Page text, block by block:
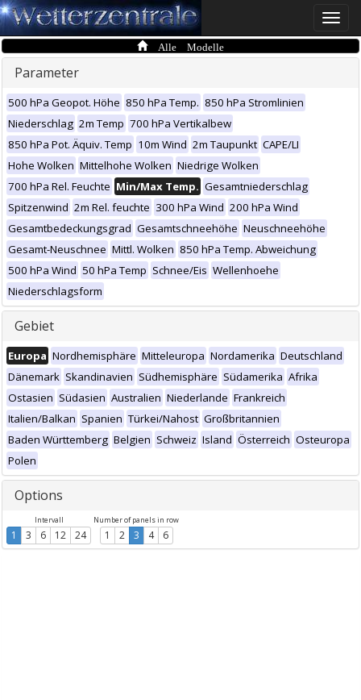
Toggle
Alle Modelle
Parameter
500 hPa Geopot. Höhe 850 hPa Temp. 850 hPa Stromlinien
Niederschlag 2m Temp 700 hPa Vertikalbew
850 hPa Pot. Äquiv. Temp 10m Wind 2m Taupunkt CAPE/LI
Hohe Wolken Mittelhohe Wolken Niedrige Wolken
700 hPa Rel. Feuchte Min/Max Temp. Gesamtniederschlag
Spitzenwind 2m Rel. feuchte 300 hPa Wind 200 hPa Wind
Gesamtbedeckungsgrad Gesamtschneehöhe Neuschneehöhe
Gesamt-Neuschnee Mittl. Wolken 850 hPa Temp. Abweichung
500 hPa Wind 50 hPa Temp Schnee/Eis Wellenhoehe
Niederschlagsform
Gebiet
Europa Nordhemisphäre Mitteleuropa Nordamerika Deutschland
Dänemark Skandinavien Südhemisphäre Südamerika Afrika
Ostasien Südasien Australien Niederlande Frankreich
Italien/Balkan Spanien Türkei/Nahost Großbritannien
Baden Württemberg Belgien Schweiz Island Österreich Osteuropa
Polen
Options
Intervall
1 3 6 12 24
Number of panels in row
1 2 3 4 6